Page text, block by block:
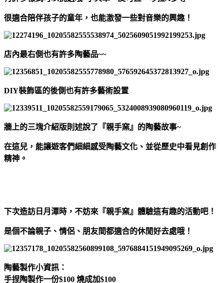
很適合陪伴孩子的童年，也能激發一些對音樂的興趣！
店內最右側也有許多陶藝品~~
DIY裝飾區的後側也有許多藝術設置
牆上的三塊介紹版則述說了『親手窯』的陶藝故事~
在這兒，能讓遊客們細細感受陶藝文化、並從歷史中看見創作
精神。
下次造訪日月潭時，不妨來『親手窯』體驗這有趣的活動吧！
是個不論親子、情侶、朋友間都適合的休閒好去處哦！
陶藝製作小資訊：
手捏陶製作一份$100 燒成加$100